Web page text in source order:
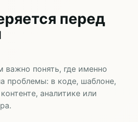
перед
важно понять, где именно
проблемы: в коде, шаблоне,
аналитике или